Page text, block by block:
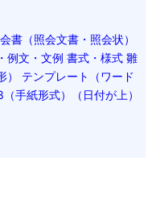
書（照会文書・照会状）
例文・文例 書式・様式 雛
） テンプレート（ワード
手紙形式）（日付が上）